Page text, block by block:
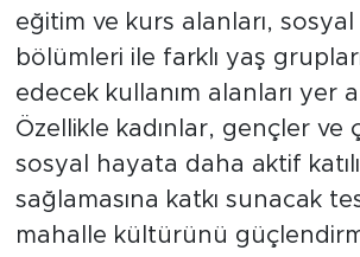
eğitim ve kurs alanları,
bölümleri ile farklı yaş
edecek kullanım alanları yer
Özellikle kadınlar, gençler ve
sosyal hayata daha aktif
sağlamasına katkı sunacak
mahalle kültürünü